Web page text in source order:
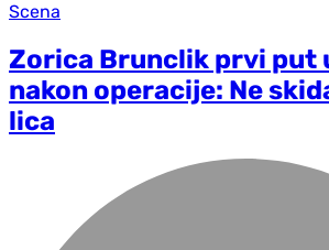
Scena
Zorica Brunclik prvi put
nakon operacije: Ne
lica